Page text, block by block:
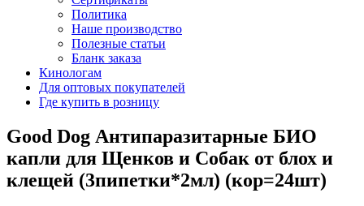
Политика
Наше производство
Полезные статьи
Бланк заказа
Кинологам
Для оптовых покупателей
Где купить в розницу
Good Dog Антипаразитарные БИО
капли для Щенков и Собак от блох и
клещей (3пипетки*2мл) (кор=24шт)